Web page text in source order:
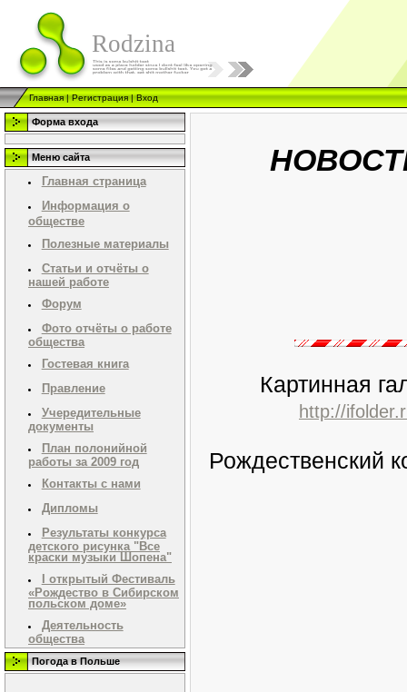
Rodzina
Главная|Регистрация|Вход
Форма входа
Меню сайта
Главная страница
Информация о
обществе
Полезные материалы
Статьи и отчёты о
нашей работе
Форум
Фото отчёты о работе
общества
Гостевая книга
Правление
Учередительные
документы
План полонийной
работы за 2009 год
Контакты с нами
Дипломы
Результаты конкурса
детского рисунка "Все
краски музыки Шопена"
I открытый Фестиваль
«Рождество в Сибирском
польском доме»
Деятельность
общества
Погода в Польше
Картинная
http://
Рождественский